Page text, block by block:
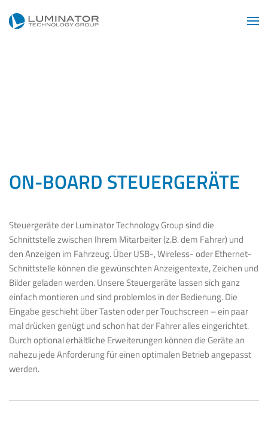
Zum Hauptinhalt springen
ON-BOARD STEUERGERÄTE
Steuergeräte der Luminator Technology Group sind die
Schnittstelle zwischen Ihrem Mitarbeiter (z.B. dem Fahrer) und
den Anzeigen im Fahrzeug. Über USB-, Wireless- oder Ethernet-
Schnittstelle können die gewünschten Anzeigentexte, Zeichen und
Bilder geladen werden. Unsere Steuergeräte lassen sich ganz
einfach montieren und sind problemlos in der Bedienung. Die
Eingabe geschieht über Tasten oder per Touchscreen – ein paar
mal drücken genügt und schon hat der Fahrer alles eingerichtet.
Durch optional erhältliche Erweiterungen können die Geräte an
nahezu jede Anforderung für einen optimalen Betrieb angepasst
werden.